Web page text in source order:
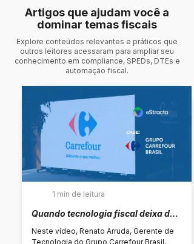
Artigos que ajudam você a
dominar temas fiscais
Explore conteúdos relevantes e práticos que
outros leitores acessaram para ampliar seu
conhecimento em compliance, SPEDs, DTEs e
automação fiscal.
1 min de leitura
Quando tecnologia fiscal deixa de
ser operacional e passa a ser
estratégica, o impacto é real
Neste vídeo, Renato Arruda, Gerente de
Tecnologia do Grupo Carrefour Brasil,